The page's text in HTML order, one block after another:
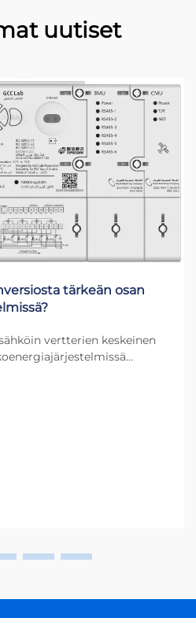
uutiset
tärkeän osan
vertterien keskeinen
vertteri. Tämä oleellinen
mikä tekee niistä